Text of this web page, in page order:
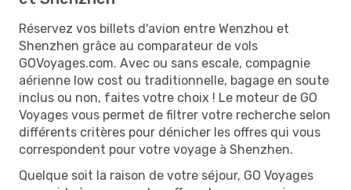
Réservez vos billets d'avion entre Wenzhou et
Shenzhen grâce au comparateur de vols
GOVoyages.com. Avec ou sans escale, compagnie
aérienne low cost ou traditionnelle, bagage en soute
inclus ou non, faites votre choix ! Le moteur de GO
Voyages vous permet de filtrer votre recherche selon
différents critères pour dénicher les offres qui vous
correspondent pour votre voyage à Shenzhen.
Quelque soit la raison de votre séjour, GO Voyages